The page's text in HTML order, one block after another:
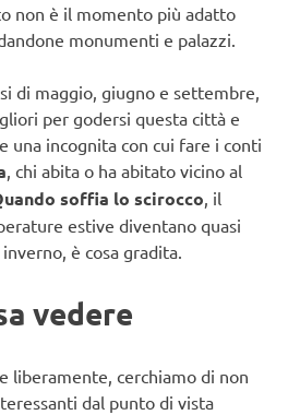
non è il momento più adatto
monumenti e palazzi.
di maggio, giugno e settembre,
per godersi questa città e
una incognita con cui fare i conti
, chi abita o ha abitato vicino al
soffia lo scirocco , il
estive diventano quasi
è cosa gradita.
vedere
liberamente, cerchiamo di non
dal punto di vista